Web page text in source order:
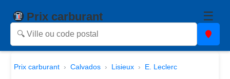
Prix carburant ☰
Prix carburant Calvados Lisieux E. Leclerc